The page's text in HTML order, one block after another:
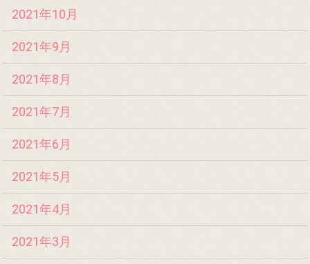
2021年10月
2021年9月
2021年8月
2021年7月
2021年6月
2021年5月
2021年4月
2021年3月